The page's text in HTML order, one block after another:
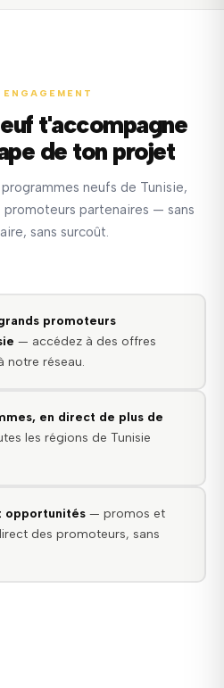
ENGAGEMENT
t'accompagne
de ton projet
neufs de Tunisie,
partenaires — sans
sans surcoût.
promoteurs
— accédez à des offres
notre réseau.
en direct de plus de
les régions de Tunisie
opportunités— promos et
des promoteurs, sans